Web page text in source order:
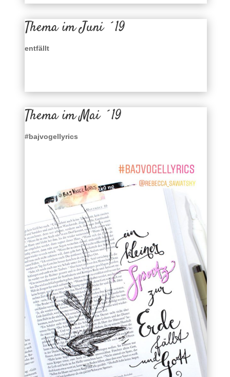
Thema im Juni ´19
entfällt
Thema im Mai ´19
#bajvogellyrics